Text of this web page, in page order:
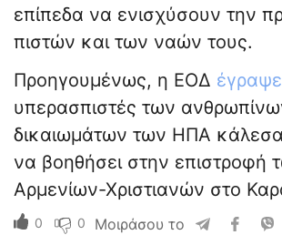
επίπεδα να ενισχύσουν την
πιστών και των ναών τους.
Προηγουμένως, η ΕΟΔ έγραψε
υπερασπιστές των
δικαιωμάτων των ΗΠΑ
να βοηθήσει στην επιστροφή
Αρμενίων-Χριστιανών στο
0 0 Μοιράσου το